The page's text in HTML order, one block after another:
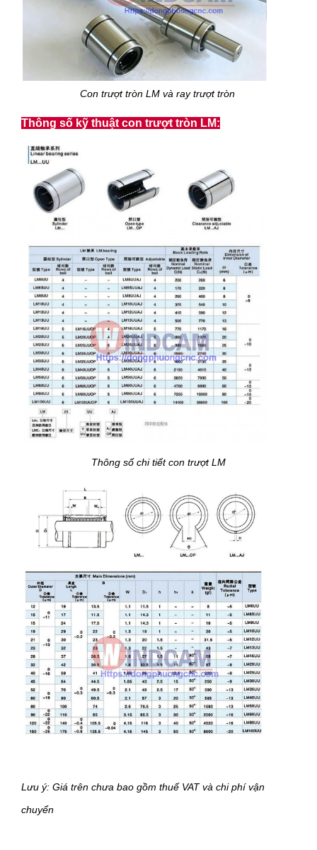
Con trượt tròn LM và ray trượt tròn
Thông số kỹ thuật con trượt tròn LM:
Thông số chi tiết con trượt LM
Lưu ý: Giá trên chưa bao gồm thuế VAT và chi phí vận
chuyển